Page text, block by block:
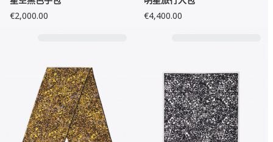
€2,000.00
€4,400.00